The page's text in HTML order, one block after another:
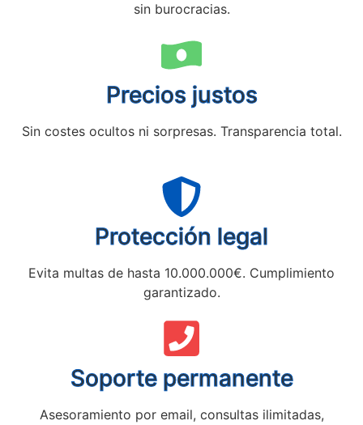
sin burocracias.
Precios justos
Sin costes ocultos ni sorpresas. Transparencia total.
Protección legal
Evita multas de hasta 10.000.000€. Cumplimiento
garantizado.
Soporte permanente
Asesoramiento por email, consultas ilimitadas,